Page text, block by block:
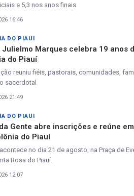
e 5,3 nos anos finais
16:46
DO PIAUI
Julielmo Marques celebra 19 anos
do Piauí
reuniu fiéis, pastorais, comunidades,
sacerdotal
21:49
DO PIAUI
Gente abre inscrições e reúne
do Piauí
no dia 21 de agosto, na Praça de
Rosa do Piauí.
12:07